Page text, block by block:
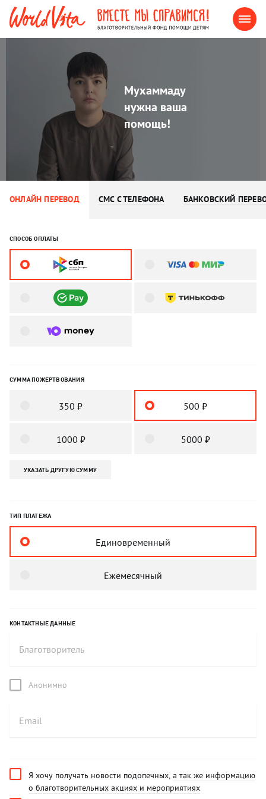
Мухаммаду
нужна ваша
помощь!
ОНЛАЙН ПЕРЕВОД СМС С ТЕЛЕФОНА БАНКОВСКИЙ
СПОСОБ ОПЛАТЫ
СУММА ПОЖЕРТВОВАНИЯ
350 ₽ 500 ₽
1000 ₽ 5000 ₽
УКАЗАТЬ ДРУГУЮ СУММУ
ТИП ПЛАТЕЖА
Единовременный
Ежемесячный
КОНТАКТНЫЕ ДАННЫЕ
Анонимно
Я хочу получать новости подопечных, а так же информацию
о благотворительных акциях и мероприятиях